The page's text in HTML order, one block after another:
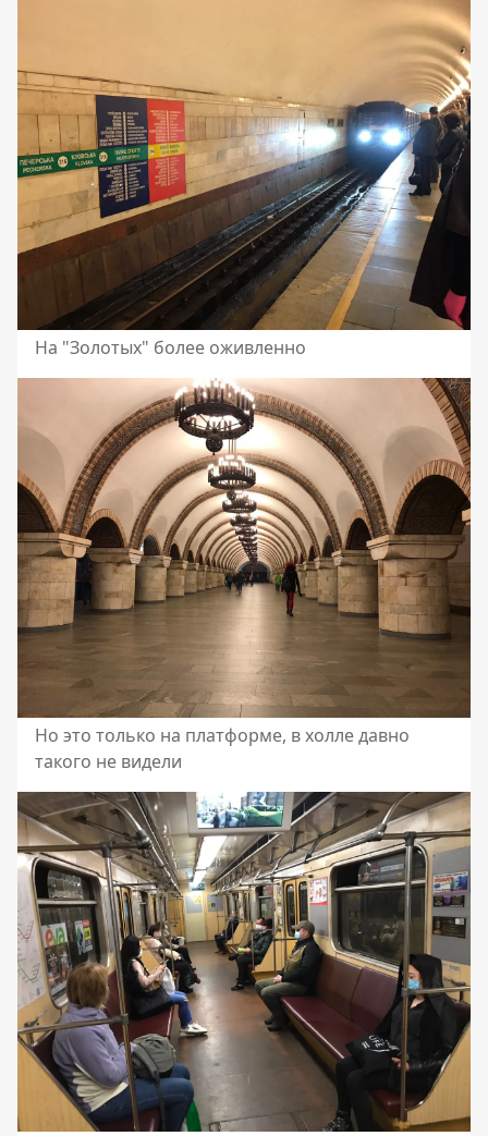
На "Золотых" более оживленно
Но это только на платформе, в холле давно
такого не видели